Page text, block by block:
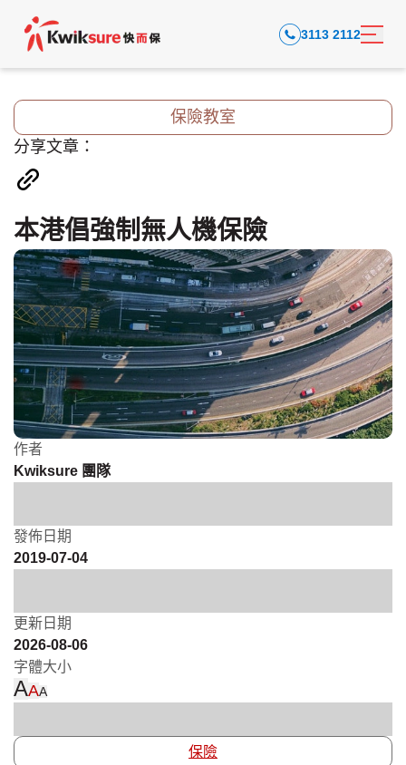
3113 2112
保險教室
分享文章：
本港倡強制無人機保險
作者
Kwiksure 團隊
發佈日期
2019-07-04
更新日期
2026-08-06
字體大小
AAA
保險